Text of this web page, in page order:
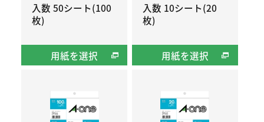
入数 50シート(100
枚)
用紙を選択
入数 10シート(20
枚)
用紙を選択